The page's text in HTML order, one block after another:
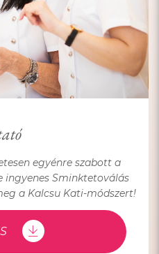
egyénre szabott a
ingyenes Sminktetoválás
a Kalcsu Kati-módszert!